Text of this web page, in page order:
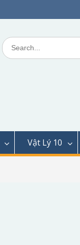
Search
for:
Vật Lý 10